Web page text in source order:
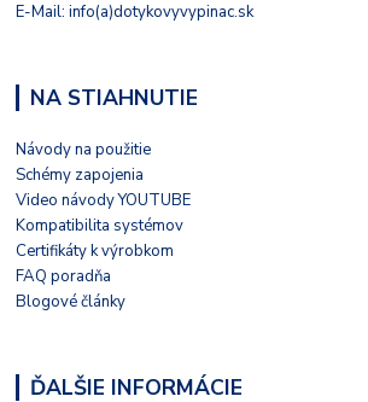
E-Mail: info(a)dotykovyvypinac.sk
NA STIAHNUTIE
Návody na použitie
Schémy zapojenia
Video návody YOUTUBE
Kompatibilita systémov
Certifikáty k výrobkom
FAQ poradňa
Blogové články
ĎALŠIE INFORMÁCIE